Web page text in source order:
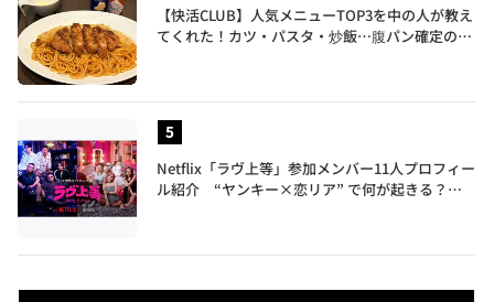
【快活CLUB】人気メニューTOP3を中の人が教え
てくれた！カツ・パスタ・炒飯…腹パン確定のガ
Netflix「ラヴ上等」参加メンバー11人プロフィー
ル紹介 “ヤンキー×恋リア” で何が起きる？地